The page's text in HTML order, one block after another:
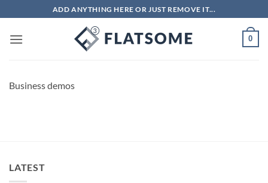
au
contenu
ADD ANYTHING HERE OR JUST REMOVE IT...
0
Business demos
LATEST